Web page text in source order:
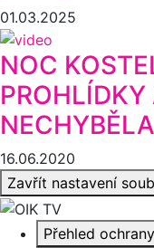
01.03.2025
NOC
PROHLÍDKY
16.06.2020
Zavřít nastavení
Přehled